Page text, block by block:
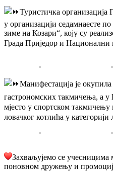
Туристичка организација
у организацији седамнаесте
зиме на Козари“, коју су
Града Приједор и Национални
Манифестација је
гастрономских такмичења, а
мјесто у спортском такмичењу
ловачког котлића у
Захваљујемо се учесницима
поновном дружењу и